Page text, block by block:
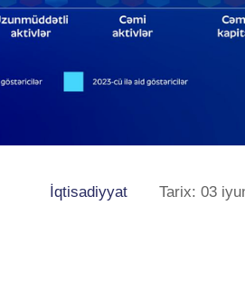
İqtisadiyyat Tarix: 03